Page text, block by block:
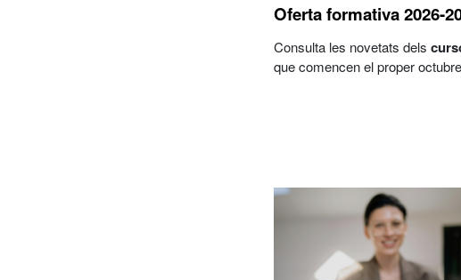
Oferta formativa 2026-
Consulta les novetats dels
que comencen el proper